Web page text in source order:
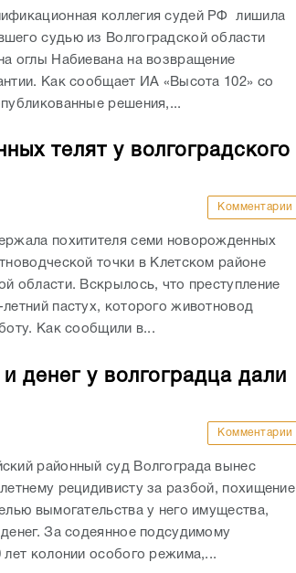
коллегия судей РФ лишила
судью из Волгоградской области
оглы Набиевана на возвращение
Как сообщает ИА «Высота 102» со
решения,...
телят у волгоградского
Комментарии
похитителя семи новорожденных
точки в Клетском районе
области. Вскрылось, что преступление
пастух, которого животновод
Как сообщили в...
денег у волгоградца дали
Комментарии
районный суд Волгограда вынес
рецидивисту за разбой, похищение
вымогательства у него имущества,
За содеянное подсудимому
лет колонии особого режима,...